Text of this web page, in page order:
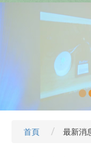
首頁 最新消